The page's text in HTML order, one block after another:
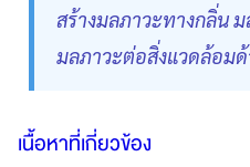
สร้างมลภาวะทางกลิ่น
มลภาวะต่อสิ่งแวดล้อม
เนื้อหาที่เกี่ยวข้อง